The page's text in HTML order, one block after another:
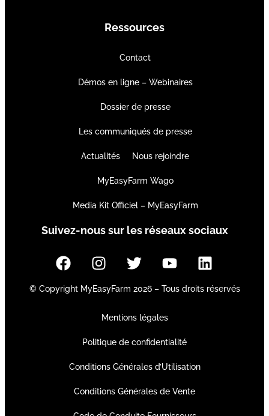
Ressources
Contact
Démos en ligne – Webinaires
Dossier de presse
Les communiqués de presse
Actualités Nous rejoindre
MyEasyFarm Wago
Media Kit Officiel – MyEasyFarm
Suivez-nous sur les réseaux sociaux
© Copyright MyEasyFarm 2026 – Tous droits réservés
Mentions légales
Politique de confidentialité
Conditions Générales d’Utilisation
Conditions Générales de Vente